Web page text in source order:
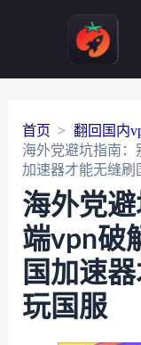
首页
翻回国内
海外党避坑指南：
加速器才能无缝刷
海外党
端vpn破
国加速
玩国服